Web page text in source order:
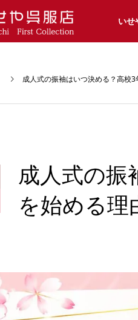
いせ
成人式の振袖はいつ決める？高校
成人式の振
を始める理